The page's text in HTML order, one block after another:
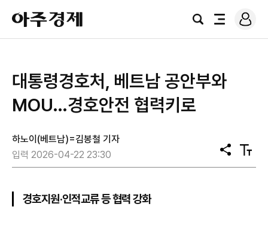
아
주
경
검
전
로
그
대통령경호처, 베트남 공안부와
MOU…경호안전 협력키로
하노이(베트남)=김봉철 기자
입력 2026-04-22 23:30
공
유
텍
스
경호지원·인적교류 등 협력 강화